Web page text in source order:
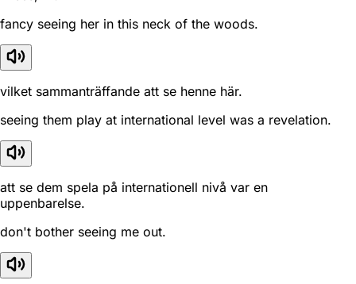
fancy seeing her in this neck of the woods.
vilket sammanträffande att se henne här.
seeing them play at international level was a revelation.
att se dem spela på internationell nivå var en
uppenbarelse.
don't bother seeing me out.